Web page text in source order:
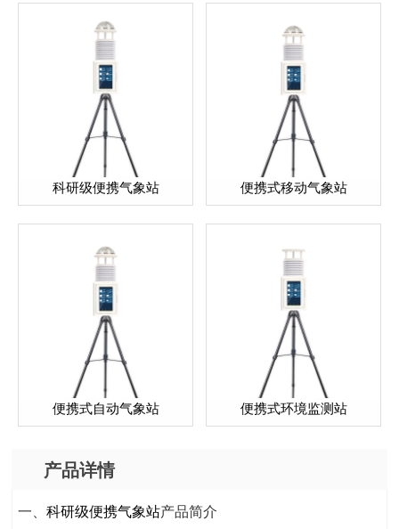
科研级便携气象站 便携式移动气象站
便携式自动气象站 便携式环境监测站
产品详情
一、 科研级便携气象站产品简介